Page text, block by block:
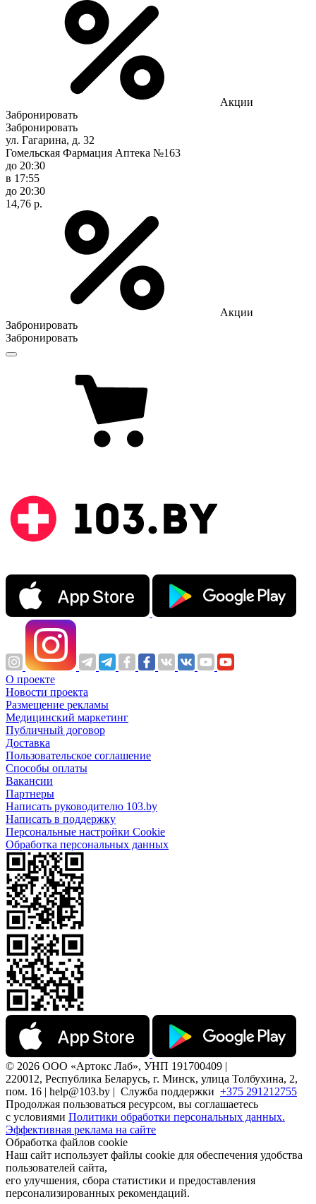
Акции
Забронировать
Забронировать
ул. Гагарина, д. 32
Гомельская Фармация Аптека №163
до 20:30
в 17:55
до 20:30
14,76 р.
Акции
Забронировать
Забронировать
О проекте
Новости проекта
Размещение рекламы
Медицинский маркетинг
Публичный договор
Доставка
Пользовательское соглашение
Способы оплаты
Вакансии
Партнеры
Написать руководителю 103.by
Написать в поддержку
Персональные настройки Cookie
Обработка персональных данных
© 2026 ООО «Артокс Лаб», УНП 191700409 |
220012, Республика Беларусь, г. Минск, улица Толбухина, 2,
пом. 16 | help@103.by | Служба поддержки +375 291212755
Продолжая пользоваться ресурсом, вы соглашаетесь
с условиями Политики обработки персональных данных.
Эффективная реклама на сайте
Обработка файлов cookie
Наш сайт использует файлы cookie для обеспечения удобства
пользователей сайта,
его улучшения, сбора статистики и предоставления
персонализированных рекомендаций.